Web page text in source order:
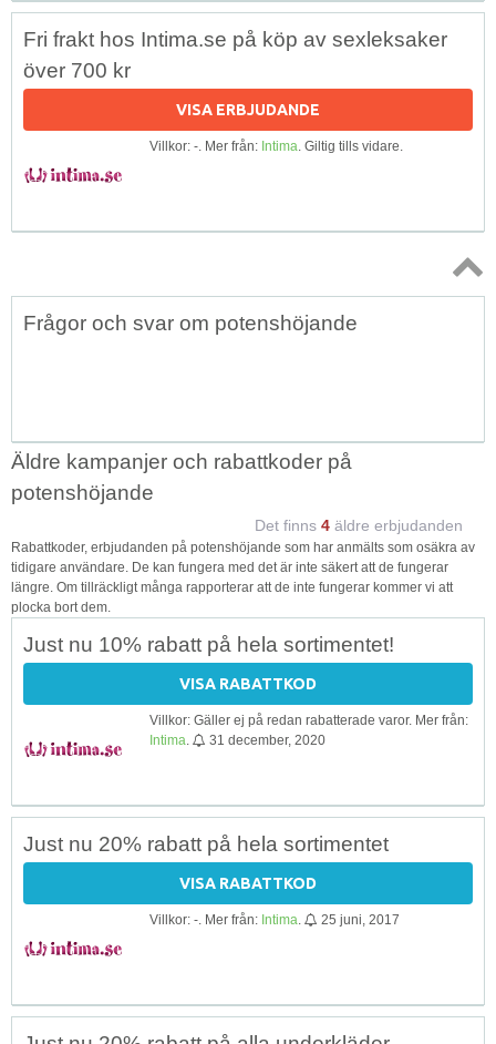
Fri frakt hos Intima.se på köp av sexleksaker
över 700 kr
VISA ERBJUDANDE
Villkor: -. Mer från: Intima. Giltig tills vidare.
Topp
Frågor och svar om potenshöjande
Äldre kampanjer och rabattkoder på
potenshöjande
Det finns 4 äldre erbjudanden
Rabattkoder, erbjudanden på potenshöjande som har anmälts som osäkra av
tidigare användare. De kan fungera med det är inte säkert att de fungerar
längre. Om tillräckligt många rapporterar att de inte fungerar kommer vi att
plocka bort dem.
Just nu 10% rabatt på hela sortimentet!
VISA RABATTKOD
Villkor: Gäller ej på redan rabatterade varor. Mer från:
Intima
31 december, 2020
Just nu 20% rabatt på hela sortimentet
VISA RABATTKOD
Villkor: -. Mer från: Intima 25 juni, 2017